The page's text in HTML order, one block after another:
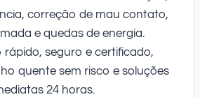
correção de mau contato,
e quedas de energia.
seguro e certificado,
quente sem risco e soluções
24 horas.